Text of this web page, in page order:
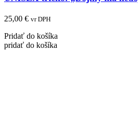
25,00 € vr DPH
Pridať do košíka
pridať do košíka